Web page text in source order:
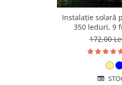
Instalație solară
350 leduri, 9
172,00